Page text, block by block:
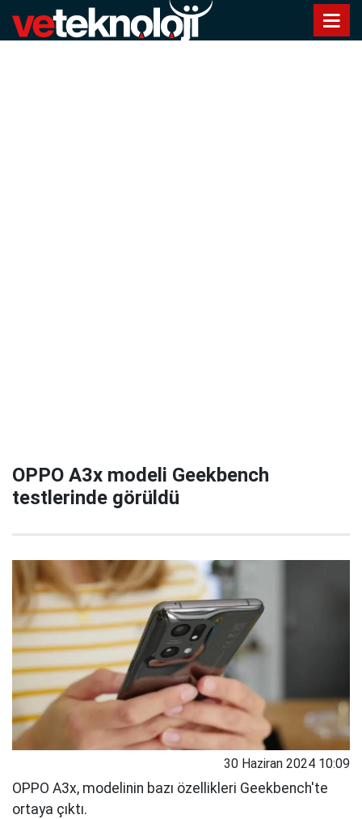
OPPO A3x modeli Geekbench
testlerinde görüldü
30 Haziran 2024 10:09
OPPO A3x, modelinin bazı özellikleri Geekbench'te
ortaya çıktı.